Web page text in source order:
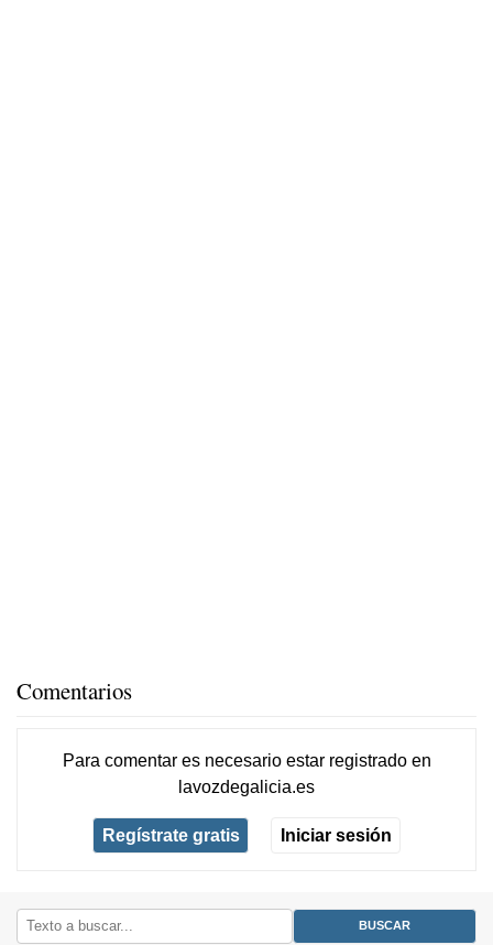
Comentarios
Para comentar es necesario estar registradoen
lavozdegalicia.es
Regístrate gratis Iniciar sesión